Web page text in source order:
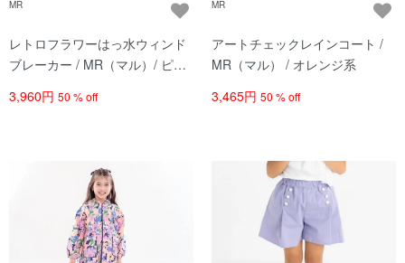
MR
レトロフラワーはっ水ウィンド
ブレーカー / MR（マル）/ ピン
3,960円 50 % off
MR
アートチェックレインコート /
MR（マル） / オレンジ系
3,465円 50 % off